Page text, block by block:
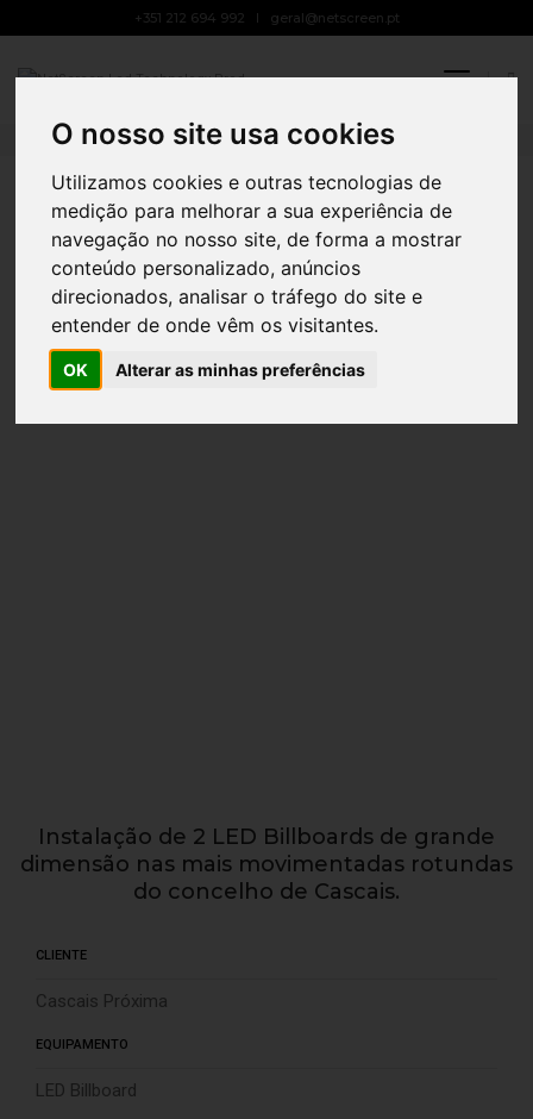
O nosso site usa cookies
Utilizamos cookies e outras tecnologias de
medição para melhorar a sua experiência de
navegação no nosso site, de forma a mostrar
conteúdo personalizado, anúncios
direcionados, analisar o tráfego do site e
entender de onde vêm os visitantes.
OK Alterar as minhas preferências
+351 212 694 992 geral@netscreen.pt
Toggle
Instalação de 2 LED Billboards de grande
dimensão nas mais movimentadas rotundas
do concelho de Cascais.
CLIENTE
Cascais Próxima
EQUIPAMENTO
LED Billboard